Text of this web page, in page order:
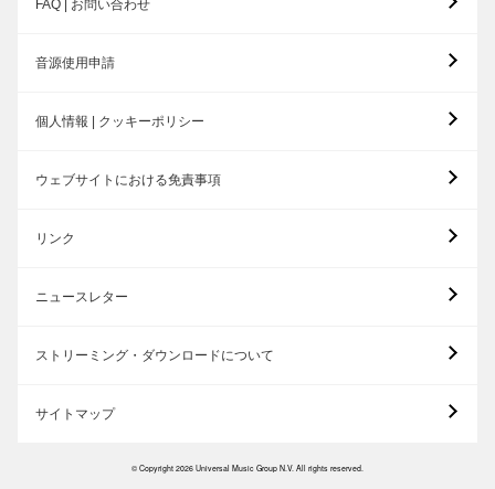
FAQ | お問い合わせ
音源使用申請
個人情報 | クッキーポリシー
ウェブサイトにおける免責事項
リンク
ニュースレター
ストリーミング・ダウンロードについて
サイトマップ
© Copyright 2026 Universal Music Group N.V. All rights reserved.